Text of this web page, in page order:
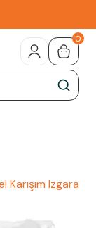
0
Karışım Izgara